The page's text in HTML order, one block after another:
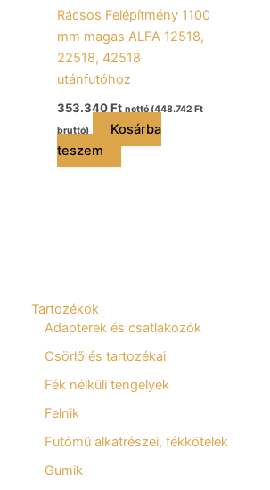
Tartozékok
Adapterek és csatlakozók
Csörlő és tartozékai
Fék nélküli tengelyek
Felnik
Futómű alkatrészei, fékkötelek
Gumik
Rácsos Felépítmény 1100
mm magas ALFA 12518,
22518, 42518
utánfutóhoz
353.340Ft nettó (448.742 Ft
bruttó)
Kosárba
teszem